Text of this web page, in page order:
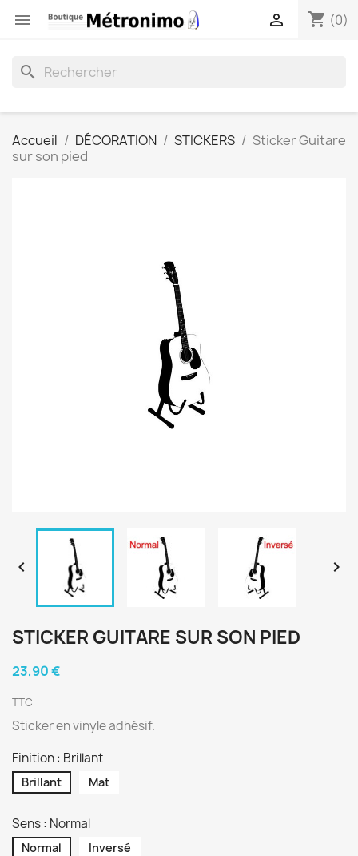
 shopping_cart (0)

search
Accueil DÉCORATION STICKERS
Sticker Guitare
sur son pied
 
STICKER GUITARE SUR SON PIED
23,90 €
TTC
Sticker en vinyle adhésif.
Finition : Brillant
Brillant Mat
Sens : Normal
Normal Inversé